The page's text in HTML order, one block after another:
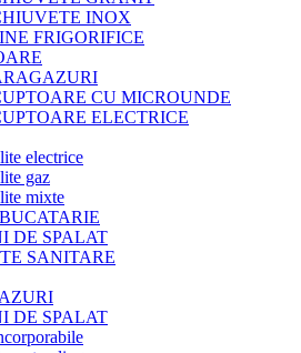
INOX
FRIGORIFICE
CU MICROUNDE
ELECTRICE
electrice
gaz
mixte
DE SPALAT
SANITARE
DE SPALAT